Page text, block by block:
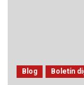
Blog Boletín